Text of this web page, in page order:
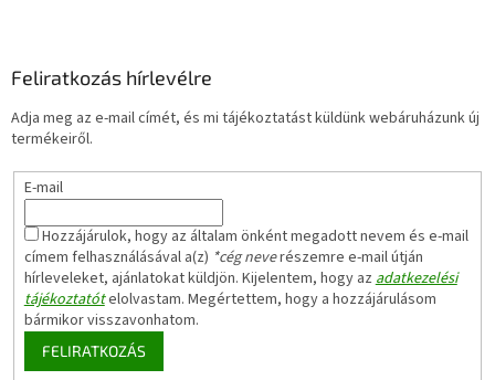
Feliratkozás hírlevélre
Adja meg az e-mail címét, és mi tájékoztatást küldünk webáruházunk új
termékeiről.
E-mail
Hozzájárulok, hogy az általam önként megadott nevem és e-mail
címem felhasználásával a(z) *cég neverészemre e-mail útján
hírleveleket, ajánlatokat küldjön. Kijelentem, hogy azadatkezelési
tájékoztatótelolvastam. Megértettem, hogy a hozzájárulásom
bármikor visszavonhatom.
FELIRATKOZÁS